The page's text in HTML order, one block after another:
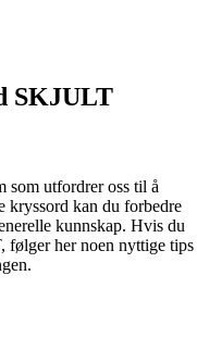
SKJULT
som utfordrer oss til å
kryssord kan du forbedre
kunnskap. Hvis du
følger her noen nyttige tips